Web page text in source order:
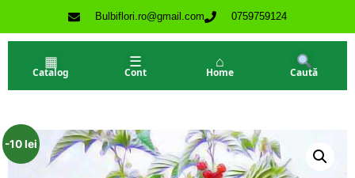
Bulbiflori.ro@gmail.com 0759759124
▦
Catalog
☰
Cont
⌂
Home Caută
-10 lei